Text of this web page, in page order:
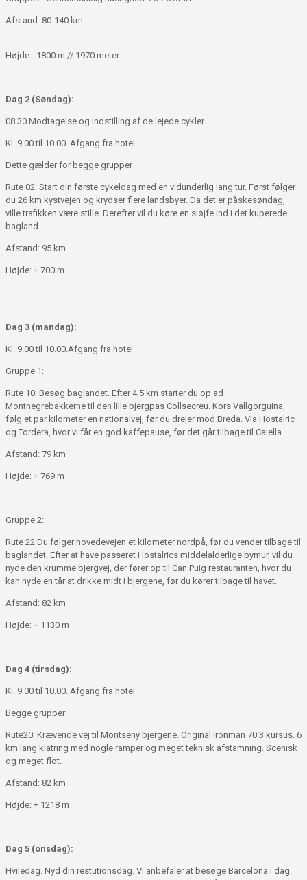
Afstand: 80-140 km
Højde: -1800 m // 1970 meter
Dag 2 (Søndag):
08.30 Modtagelse og indstilling af de lejede cykler
Kl. 9.00 til 10.00. Afgang fra hotel
Dette gælder for begge grupper
Rute 02: Start din første cykeldag med en vidunderlig lang tur. Først følger
du 26 km kystvejen og krydser flere landsbyer. Da det er påskesøndag,
ville trafikken være stille. Derefter vil du køre en sløjfe ind i det kuperede
bagland.
Afstand: 95 km
Højde: + 700 m
Dag 3 (mandag):
Kl. 9.00 til 10.00.Afgang fra hotel
Gruppe 1:
Rute 10: Besøg baglandet. Efter 4,5 km starter du op ad
Montnegrebakkerne til den lille bjergpas Collsecreu. Kors Vallgorguina,
følg et par kilometer en nationalvej, før du drejer mod Breda. Via Hostalric
og Tordera, hvor vi får en god kaffepause, før det går tilbage til Calella.
Afstand: 79 km
Højde: + 769 m
Gruppe 2:
Rute 22 Du følger hovedevejen et kilometer nordpå, før du vender tilbage til
baglandet. Efter at have passeret Hostalrics middelalderlige bymur, vil du
nyde den krumme bjergvej, der fører op til Can Puig restauranten, hvor du
kan nyde en tår at drikke midt i bjergene, før du kører tilbage til havet.
Afstand: 82 km
Højde: + 1130 m
Dag 4 (tirsdag):
Kl. 9.00 til 10.00. Afgang fra hotel
Begge grupper:
Rute20: Krævende vej til Montseny bjergene. Original Ironman 70.3 kursus. 6
km lang klatring med nogle ramper og meget teknisk afstamning. Scenisk
og meget flot.
Afstand: 82 km
Højde: + 1218 m
Dag 5 (onsdag):
Hviledag. Nyd din restutionsdag. Vi anbefaler at besøge Barcelona i dag.